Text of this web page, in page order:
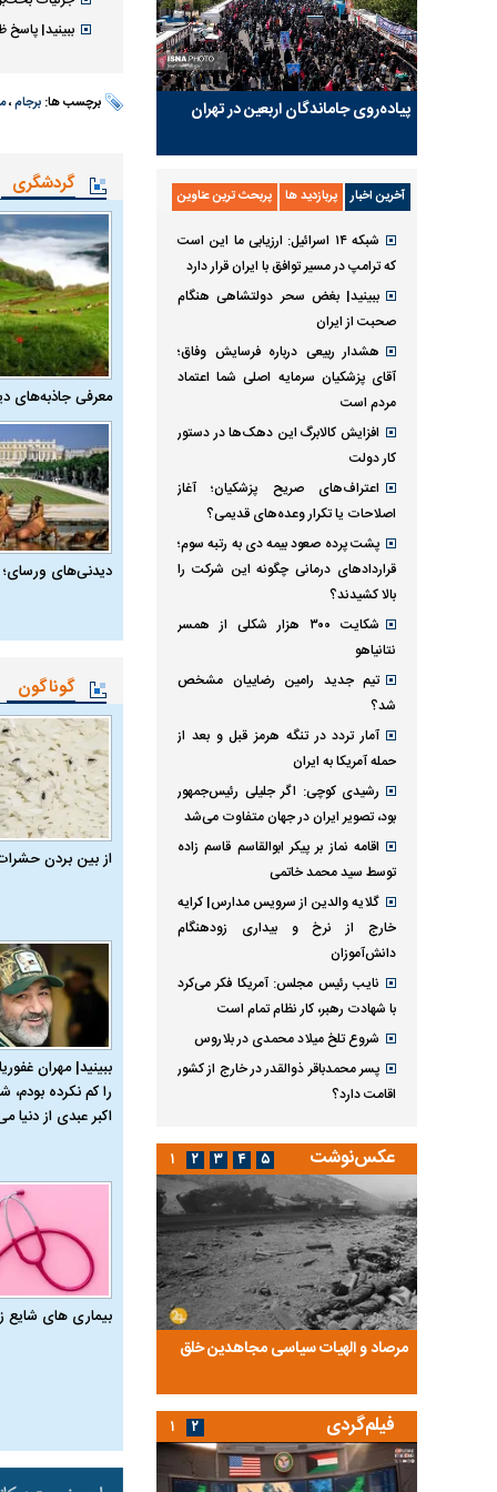
ببینید|
برچسب ها: برجام،
گردشگری
معرفی جاذبه‌های
دیدنی‌های ورسای؛
گوناگون
از بین بردن
ببینید| مهران
را کم نکرده بودم،
اکبر عبدی از دنیا
بیماری‌ های شایع
پیاده‌روی جاماندگان اربعین در تهران
آخرین اخبار پربازدید ها پربحث ترین عناوین
شبکه ۱۴ اسرائیل: ارزیابی ما این است
که ترامپ در مسیر توافق با ایران قرار دارد
ببینید| بغض سحر دولتشاهی هنگام
صحبت از ایران
هشدار ربیعی درباره فرسایش وفاق؛
آقای پزشکیان سرمایه اصلی شما اعتماد
مردم است
افزایش کالابرگ این دهک‌ها در دستور
کار دولت
اعتراف‌های صریح پزشکیان؛ آغاز
اصلاحات یا تکرار وعده‌های قدیمی؟
پشت پرده صعود بیمه دی به رتبه سوم؛
قراردادهای درمانی چگونه این شرکت را
بالا کشیدند؟
شکایت ۳۰۰ هزار شکلی از همسر
نتانیاهو
تیم جدید رامین رضاییان مشخص
شد؟
آمار تردد در تنگه هرمز قبل و بعد از
حمله آمریکا به ایران
رشیدی کوچی: اگر جلیلی رئیس‌جمهور
بود، تصویر ایران در جهان متفاوت می‌شد
اقامه نماز بر پیکر ابوالقاسم قاسم زاده
توسط سید محمد خاتمی
گلایه والدین از سرویس مدارس| کرایه
خارج از نرخ و بیداری زودهنگام
دانش‌آموزان
نایب رئیس مجلس: آمریکا فکر می‌کرد
با شهادت رهبر، کار نظام تمام است
شروع تلخ میلاد محمدی در بلاروس
پسر محمدباقر ذوالقدر در خارج از کشور
اقامت دارد؟
عکس‌نوشت
مرصاد و الهیات سیاسی مجاهدین خلق
۱ ۲ ۳ ۴ ۵
فیلم‌گردی ۱ ۲